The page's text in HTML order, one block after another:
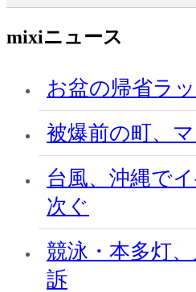
mixiニュース
お盆の帰省ラ
被爆前の町、
台風、沖縄で
次ぐ
競泳・本多灯
訴